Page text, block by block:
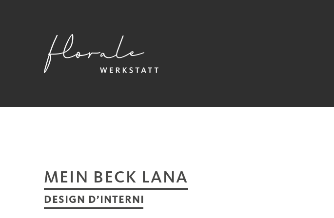
MEIN BECK LANA
DESIGN D’INTERNI